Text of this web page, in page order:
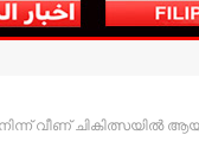
വീണ്‌ ചികിത്സയിൽ